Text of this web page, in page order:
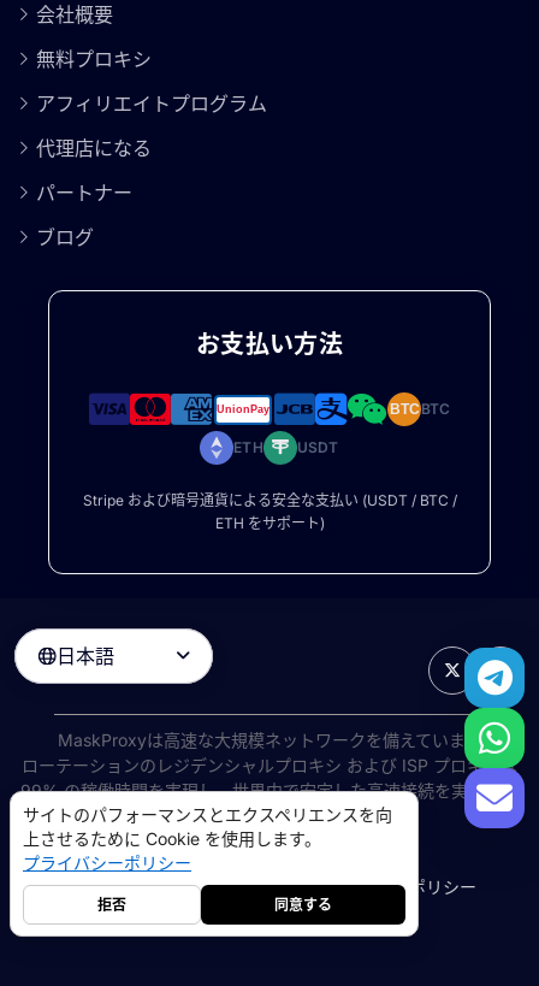
会社概要
無料プロキシ
アフィリエイトプログラム
代理店になる
パートナー
ブログ
お支払い方法
BTCBTC
ETH USDT
Stripe および暗号通貨による安全な支払い (USDT / BTC /
ETH をサポート)
日本語 
MaskProxyは高速な大規模ネットワークを備えています
ローテーションのレジデンシャルプロキシ および ISP プロキシは
99% の稼働時間を実現し、世界中で安定した高速接続を実現しま
す。
©2026AIWAY LIMITED. 無断転載を禁じます.
利用規約プライバシーポリシー返金ポリシーCookie ポリシー
サイトのパフォーマンスとエクスペリエンスを向
上させるために Cookie を使用します。
プライバシーポリシー
拒否 同意する